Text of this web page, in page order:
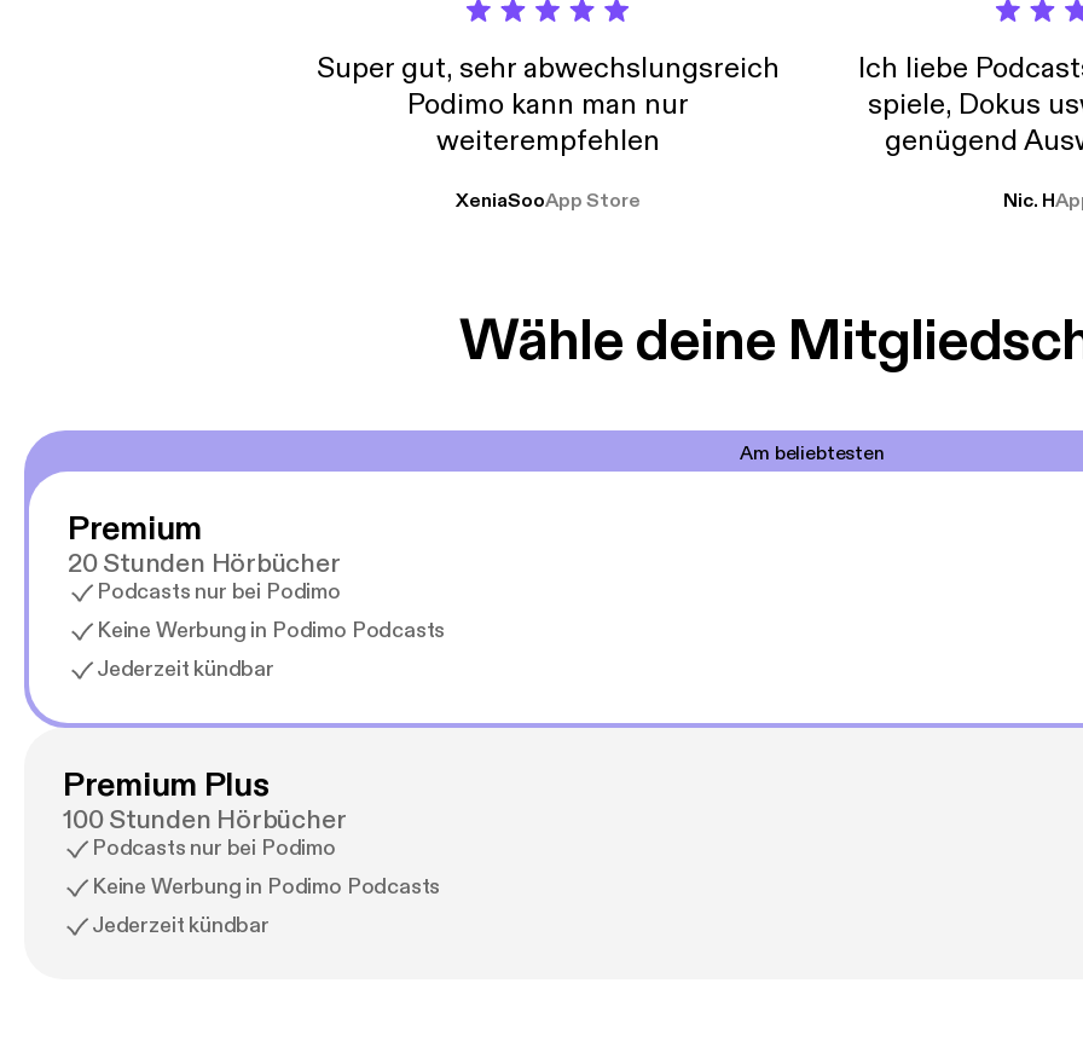
Super gut, sehr abwechslungsreich
Podimo kann man nur
weiterempfehlen
XeniaSooApp Store
Ich liebe
spiele, Dokus
genügend
Nic. H
Wähle deine
Am beliebtesten
Premium
20 Stunden Hörbücher
Podcasts nur bei Podimo
Keine Werbung in Podimo Podcasts
Jederzeit kündbar
Premium Plus
100 Stunden Hörbücher
Podcasts nur bei Podimo
Keine Werbung in Podimo Podcasts
Jederzeit kündbar